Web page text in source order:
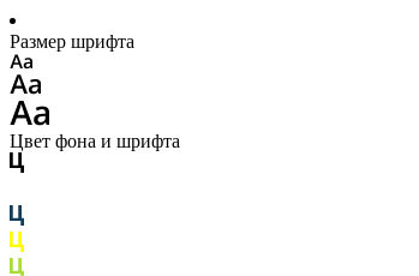
Размер шрифта
Цвет фона и шрифта